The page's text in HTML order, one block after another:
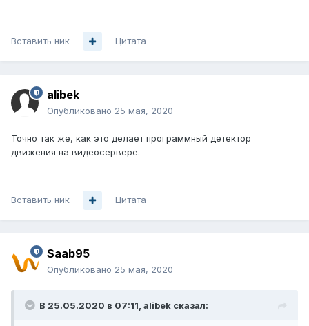
Вставить ник Цитата
alibek
Опубликовано 25 мая, 2020
Точно так же, как это делает программный детектор
движения на видеосервере.
Вставить ник Цитата
Saab95
Опубликовано 25 мая, 2020
В 25.05.2020 в 07:11, alibek сказал: